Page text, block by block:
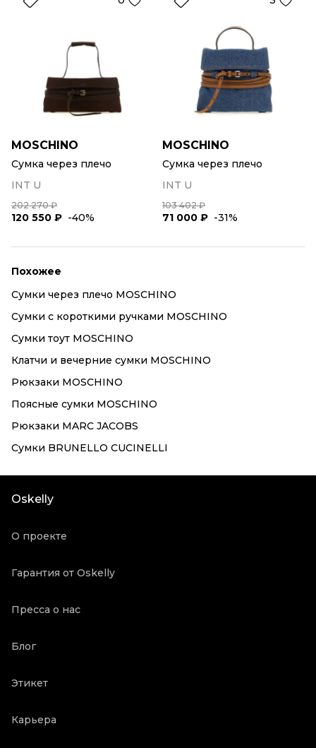
MOSCHINO
Сумка через плечо
INT U
202 270 ₽
120 550 ₽ -40%
MOSCHINO
Сумка через плечо
INT U
103 402 ₽
71 000 ₽ -31%
Похожее
Сумки через плечо MOSCHINO
Сумки с короткими ручками MOSCHINO
Сумки тоут MOSCHINO
Клатчи и вечерние сумки MOSCHINO
Рюкзаки MOSCHINO
Поясные сумки MOSCHINO
Рюкзаки MARC JACOBS
Сумки BRUNELLO CUCINELLI
Oskelly
О проекте
Гарантия от Oskelly
Пресса о нас
Блог
Этикет
Карьера